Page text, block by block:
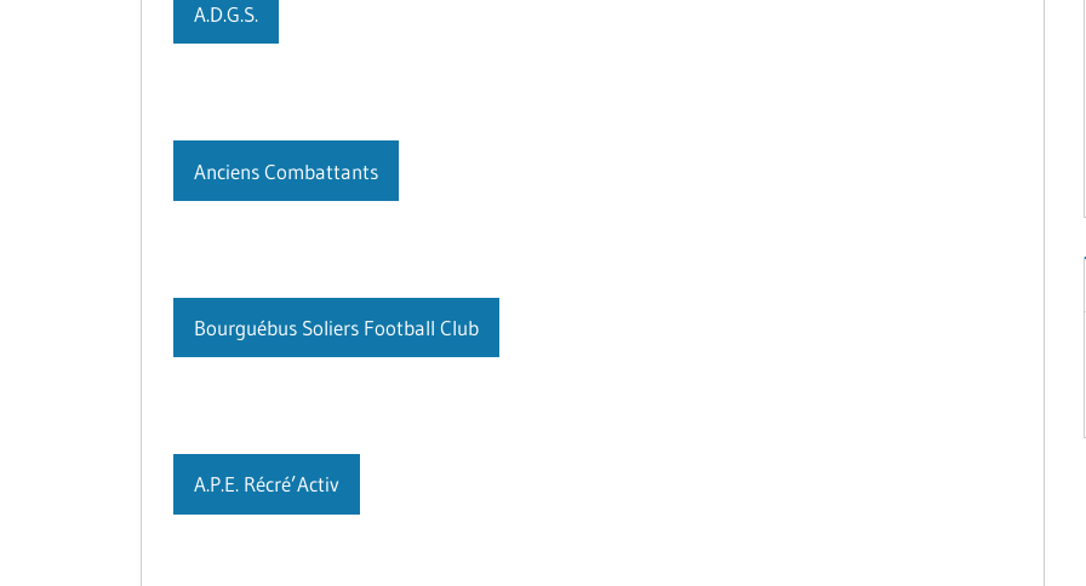
A.D.G.S.
Anciens Combattants
Bourguébus Soliers Football Club
A.P.E. Récré’Activ